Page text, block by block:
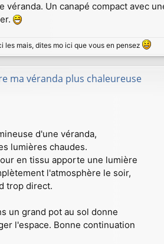
véranda. Un canapé compact avec
les mais, dites mo ici que vous en pensez
ma véranda plus chaleureuse
d'une véranda,
lumières chaudes.
en tissu apporte une lumière
l'atmosphère le soir,
trop direct.
un grand pot au sol donne
l'espace. Bonne continuation